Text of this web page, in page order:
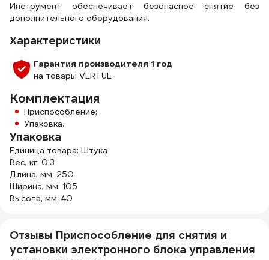
Инструмент обеспечивает безопасное снятие без
дополнительного оборудования.
Характеристики
Гарантия производителя 1 год
на товары VERTUL
Комплектация
Приспособление;
Упаковка.
Упаковка
Единица товара: Штука
Вес, кг: 0.3
Длина, мм: 250
Ширина, мм: 105
Высота, мм: 40
Отзывы Приспособление для снятия и
установки электронного блока управления